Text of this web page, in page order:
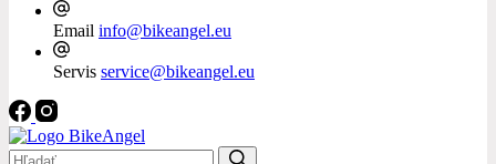
Email info@bikeangel.eu
Servis service@bikeangel.eu